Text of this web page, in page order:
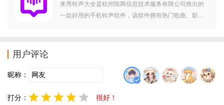
来秀铃声大全是杭州陆两信息技术服务有限公司推出的
一款好用的手机铃声软件，该软件拥有热门歌曲、影视
用户评论
昵称：
打分： 很好！